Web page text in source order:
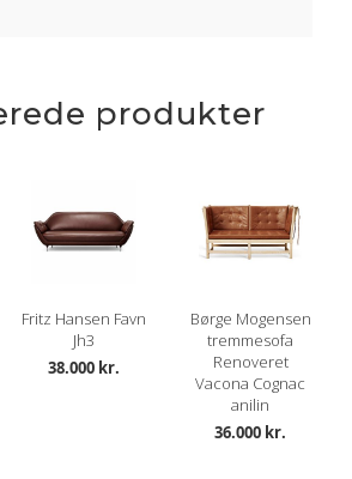
produkter
Fritz Hansen Favn
Jh3
38.000 kr.
Børge Mogensen
tremmesofa
Renoveret
Vacona Cognac
anilin
36.000 kr.